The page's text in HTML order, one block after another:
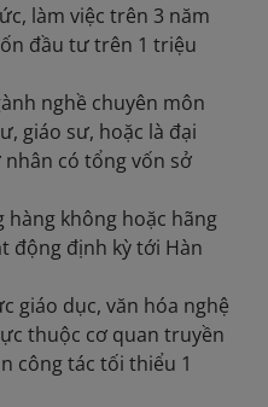
làm việc trên 3 năm
đầu tư trên 1 triệu
nghề chuyên môn
giáo sư, hoặc là đại
có tổng vốn sở
hàng không hoặc hãng
động định kỳ tới Hàn
giáo dục, văn hóa nghệ
thuộc cơ quan truyền
công tác tối thiểu 1